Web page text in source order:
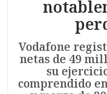
Vodafone
netas de 49
su
comprendido